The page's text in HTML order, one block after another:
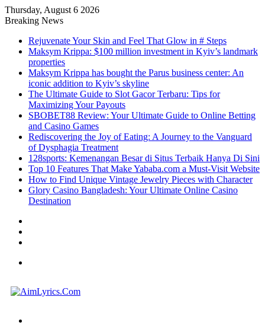
Thursday, August 6 2026
Breaking News
Rejuvenate Your Skin and Feel That Glow in # Steps
Maksym Krippa: $100 million investment in Kyiv’s landmark
properties
Maksym Krippa has bought the Parus business center: An
iconic addition to Kyiv’s skyline
The Ultimate Guide to Slot Gacor Terbaru: Tips for
Maximizing Your Payouts
SBOBET88 Review: Your Ultimate Guide to Online Betting
and Casino Games
Rediscovering the Joy of Eating: A Journey to the Vanguard
of Dysphagia Treatment
128sports: Kemenangan Besar di Situs Terbaik Hanya Di Sini
Top 10 Features That Make Yababa.com a Must-Visit Website
How to Find Unique Vintage Jewelry Pieces with Character
Glory Casino Bangladesh: Your Ultimate Online Casino
Destination